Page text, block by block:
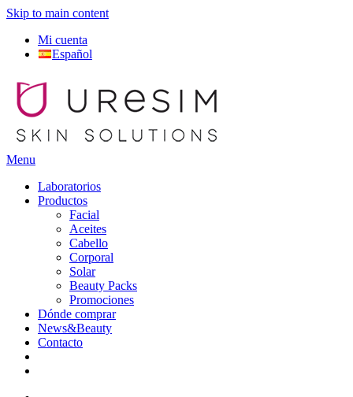
Skip to main content
Mi cuenta
Español
Menu
Laboratorios
Productos
Facial
Aceites
Cabello
Corporal
Solar
Beauty Packs
Promociones
Dónde comprar
News&Beauty
Contacto